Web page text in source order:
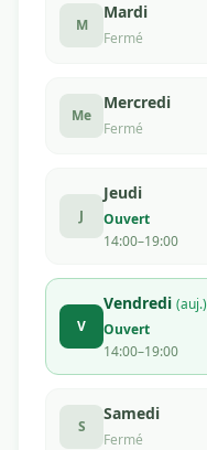
M
Mardi
Fermé
Me
Mercredi
Fermé
J
Jeudi
Ouvert
14:00–19:00
V
Vendredi (auj.)
Ouvert
14:00–19:00
S
Samedi
Fermé